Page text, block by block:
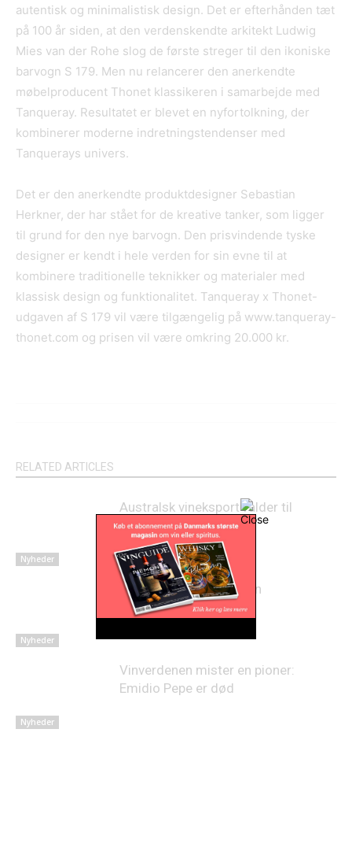
autentisk og minimalistisk design. Det er efterhånden tæt
på 100 år siden, at den verdenskendte arkitekt Ludwig
Mies van der Rohe slog de første streger til den ikoniske
barvogn S 179. Men nu relancerer den anerkendte
møbelproducent Thonet klassikeren i samarbejde med
Tanqueray. Resultatet er blevet en nyfortolkning, der
kombinerer moderne indretningstendenser med
Tanquerays univers.
Det er den anerkendte produktdesigner Sebastian
Herkner, der har stået for de kreative tanker, som ligger
til grund for den nye barvogn. Den prisvindende tyske
designer er kendt i hele verden for sin evne til at
kombinere traditionelle teknikker og materialer med
klassisk design og funktionalitet. Tanqueray x Thonet-
udgaven af S 179 vil være tilgængelig på www.tanqueray-
thonet.com og prisen vil være omkring 20.000 kr.
RELATED ARTICLES
Nyheder
Australsk vineksport falder til
laveste niveau i 22 år
Nyheder
Lovende høst på Sicilien
Nyheder
Vinverdenen mister en pioner:
Emidio Pepe er død